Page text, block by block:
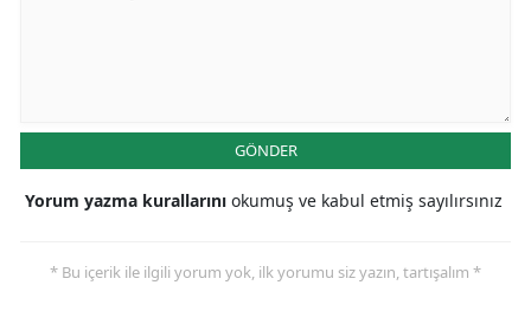
GÖNDER
Yorum yazma kurallarını okumuş ve kabul etmiş sayılırsınız
* Bu içerik ile ilgili yorum yok, ilk yorumu siz yazın, tartışalım *